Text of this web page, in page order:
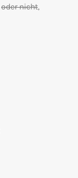
oder nicht,